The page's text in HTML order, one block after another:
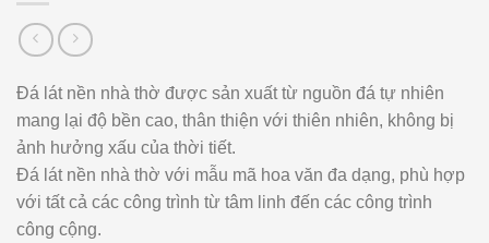
Đá lát nền nhà thờ được sản xuất từ nguồn đá tự nhiên
mang lại độ bền cao, thân thiện với thiên nhiên, không bị
ảnh hưởng xấu của thời tiết.
Đá lát nền nhà thờ với mẫu mã hoa văn đa dạng, phù hợp
với tất cả các công trình từ tâm linh đến các công trình
công cộng.